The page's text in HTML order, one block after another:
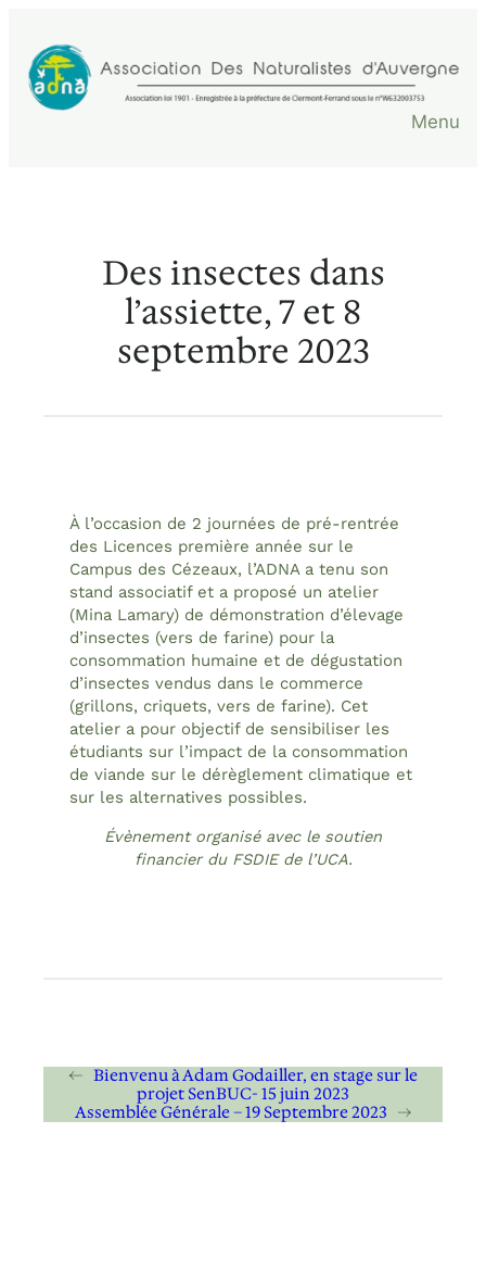
contenu
Menu
Des insectes dans
l’assiette, 7 et 8
septembre 2023
À l’occasion de 2 journées de pré-rentrée
des Licences première année sur le
Campus des Cézeaux, l’ADNA a tenu son
stand associatif et a proposé un atelier
(Mina Lamary) de démonstration d’élevage
d’insectes (vers de farine) pour la
consommation humaine et de dégustation
d’insectes vendus dans le commerce
(grillons, criquets, vers de farine). Cet
atelier a pour objectif de sensibiliser les
étudiants sur l’impact de la consommation
de viande sur le dérèglement climatique et
sur les alternatives possibles.
Évènement organisé avec le soutien
financier du FSDIE de l’UCA.
← Bienvenu à Adam Godailler, en stage sur le
projet SenBUC- 15 juin 2023
Assemblée Générale – 19 Septembre 2023 →